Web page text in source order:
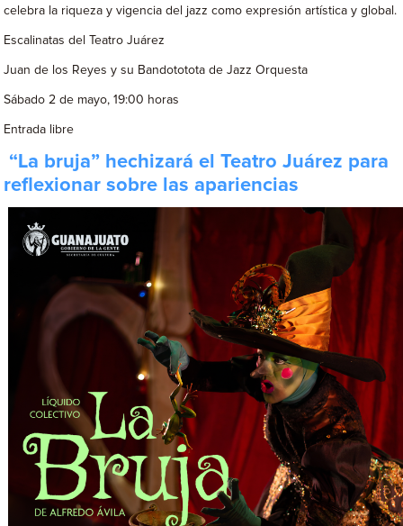
celebra la riqueza y vigencia del jazz como expresión artística y global.
Escalinatas del Teatro Juárez
Juan de los Reyes y su Bandototota de Jazz Orquesta
Sábado 2 de mayo, 19:00 horas
Entrada libre
“La bruja” hechizará el Teatro Juárez para
reflexionar sobre las apariencias